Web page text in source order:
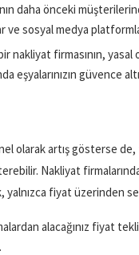
daha önceki
sosyal medya
nakliyat firmasının, yasal
eşyalarınızın güvence
olarak artış gösterse
Nakliyat
yalnızca fiyat üzerinden
alacağınız fiyat